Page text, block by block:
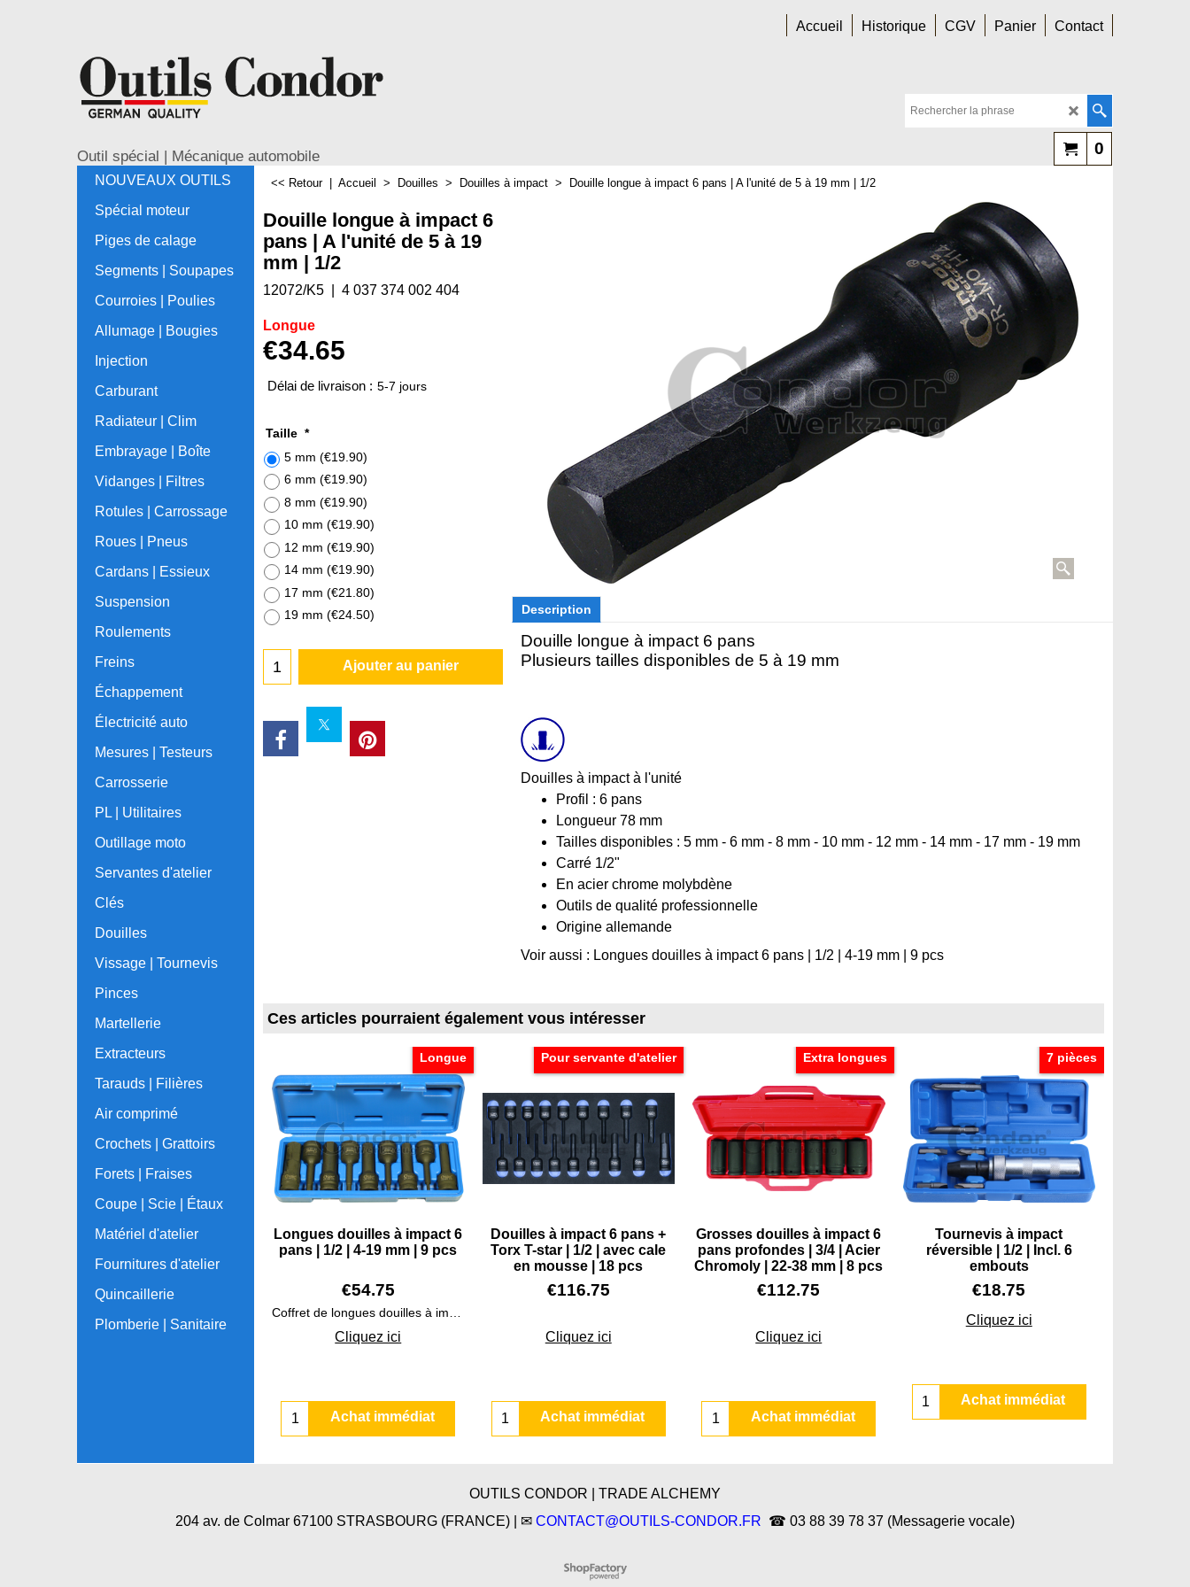
Accueil Historique CGV Panier Contact
Outil spécial | Mécanique automobile 0
NOUVEAUX OUTILS
Spécial moteur
Piges de calage
Segments | Soupapes
Courroies | Poulies
Allumage | Bougies
Injection
Carburant
Radiateur | Clim
Embrayage | Boîte
Vidanges | Filtres
Rotules | Carrossage
Roues | Pneus
Cardans | Essieux
Suspension
Roulements
Freins
Échappement
Électricité auto
Mesures | Testeurs
Carrosserie
PL | Utilitaires
Outillage moto
Servantes d'atelier
Clés
Douilles
Vissage | Tournevis
Pinces
Martellerie
Extracteurs
Tarauds | Filières
Air comprimé
Crochets | Grattoirs
Forets | Fraises
Coupe | Scie | Étaux
Matériel d'atelier
Fournitures d'atelier
Quincaillerie
Plomberie | Sanitaire
<< Retour Accueil > Douilles > Douilles à impact > Douille longue à impact 6 pans | A l'unité de 5 à 19 mm | 1/2
Douille longue à impact 6
pans | A l'unité de 5 à 19
mm | 1/2
12072/K5 4 037 374 002 404
Longue
€34.65
Délai de livraison : 5-7 jours
Taille *
5 mm (€19.90)
6 mm (€19.90)
8 mm (€19.90)
10 mm (€19.90)
12 mm (€19.90)
14 mm (€19.90)
17 mm (€21.80)
19 mm (€24.50)
Ajouter au panier
Description
Douille longue à impact 6 pans
Plusieurs tailles disponibles de 5 à 19 mm
Douilles à impact à l'unité
Profil : 6 pans
Longueur 78 mm
Tailles disponibles : 5 mm - 6 mm - 8 mm - 10 mm - 12 mm - 14 mm - 17 mm - 19 mm
Carré 1/2"
En acier chrome molybdène
Outils de qualité professionnelle
Origine allemande
Voir aussi : Longues douilles à impact 6 pans | 1/2 | 4-19 mm | 9 pcs
Ces articles pourraient également vous intéresser
Longue
Longues douilles à impact 6
pans | 1/2 | 4-19 mm | 9 pcs
€54.75
Cliquez ici
Achat immédiat
Pour servante d'atelier
Douilles à impact 6 pans +
Torx T-star | 1/2 | avec cale
en mousse | 18 pcs
€116.75
Cliquez ici
Achat immédiat
Extra longues
Grosses douilles à impact 6
pans profondes | 3/4 | Acier
Chromoly | 22-38 mm | 8 pcs
€112.75
Cliquez ici
Achat immédiat
7 pièces
Tournevis à impact
réversible | 1/2 | Incl. 6
embouts
€18.75
Cliquez ici
Achat immédiat
OUTILS CONDOR | TRADE ALCHEMY
204 av. de Colmar 67100 STRASBOURG (FRANCE) | ✉ CONTACT@OUTILS-CONDOR.FR ☎ 03 88 39 78 37 (Messagerie vocale)
Boutique en ligne créés
avec le logiciel